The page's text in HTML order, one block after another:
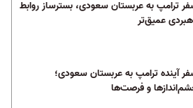
ترامپ به عربستان سعودی، بسترساز روابط
عمیق‌تر
آینده ترامپ به عربستان سعودی؛
و فرصت‌ها